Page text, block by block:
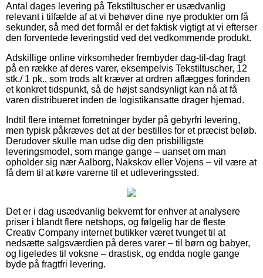
Antal dages levering på Tekstiltuscher er usædvanlig
relevant i tilfælde af at vi behøver dine nye produkter om få
sekunder, så med det formål er det faktisk vigtigt at vi efterser
den forventede leveringstid ved det vedkommende produkt.
Adskillige online virksomheder frembyder dag-til-dag fragt
på en række af deres varer, eksempelvis Tekstiltuscher, 12
stk./ 1 pk., som trods alt kræver at ordren aflægges forinden
et konkret tidspunkt, så de højst sandsynligt kan nå at få
varen distribueret inden de logistikansatte drager hjemad.
Indtil flere internet forretninger byder på gebyrfri levering,
men typisk påkræves det at der bestilles for et præcist beløb.
Derudover skulle man udse dig den prisbilligste
leveringsmodel, som mange gange – uanset om man
opholder sig nær Aalborg, Nakskov eller Vojens – vil være at
få dem til at køre varerne til et udleveringssted.
Det er i dag usædvanlig bekvemt for enhver at analysere
priser i blandt flere netshops, og følgelig har de fleste
Creativ Company internet butikker været tvunget til at
nedsætte salgsværdien på deres varer – til børn og babyer,
og ligeledes til voksne – drastisk, og endda nogle gange
byde på fragtfri levering.